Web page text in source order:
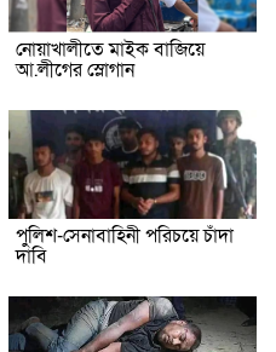
নোয়াখালীতে মাইক বাজিয়ে
আ.লীগের স্লোগান
পুলিশ-সেনাবাহিনী পরিচয়ে চাঁদা
দাবি